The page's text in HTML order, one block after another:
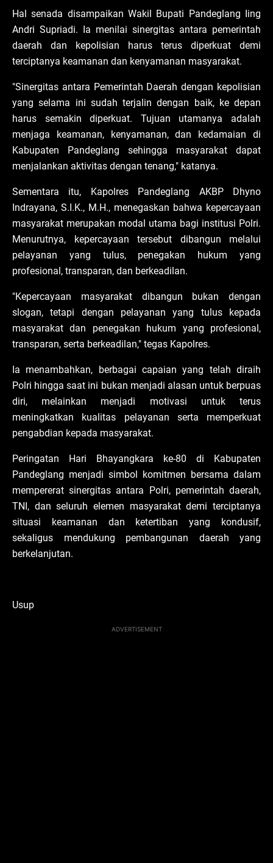
Hal senada disampaikan Wakil Bupati Pandeglang Iing
Andri Supriadi. Ia menilai sinergitas antara pemerintah
daerah dan kepolisian harus terus diperkuat demi
terciptanya keamanan dan kenyamanan masyarakat.
"Sinergitas antara Pemerintah Daerah dengan kepolisian
yang selama ini sudah terjalin dengan baik, ke depan
harus semakin diperkuat. Tujuan utamanya adalah
menjaga keamanan, kenyamanan, dan kedamaian di
Kabupaten Pandeglang sehingga masyarakat dapat
menjalankan aktivitas dengan tenang," katanya.
Sementara itu, Kapolres Pandeglang AKBP Dhyno
Indrayana, S.I.K., M.H., menegaskan bahwa kepercayaan
masyarakat merupakan modal utama bagi institusi Polri.
Menurutnya, kepercayaan tersebut dibangun melalui
pelayanan yang tulus, penegakan hukum yang
profesional, transparan, dan berkeadilan.
"Kepercayaan masyarakat dibangun bukan dengan
slogan, tetapi dengan pelayanan yang tulus kepada
masyarakat dan penegakan hukum yang profesional,
transparan, serta berkeadilan," tegas Kapolres.
Ia menambahkan, berbagai capaian yang telah diraih
Polri hingga saat ini bukan menjadi alasan untuk berpuas
diri, melainkan menjadi motivasi untuk terus
meningkatkan kualitas pelayanan serta memperkuat
pengabdian kepada masyarakat.
Peringatan Hari Bhayangkara ke-80 di Kabupaten
Pandeglang menjadi simbol komitmen bersama dalam
mempererat sinergitas antara Polri, pemerintah daerah,
TNI, dan seluruh elemen masyarakat demi terciptanya
situasi keamanan dan ketertiban yang kondusif,
sekaligus mendukung pembangunan daerah yang
berkelanjutan.
Usup
ADVERTISEMENT